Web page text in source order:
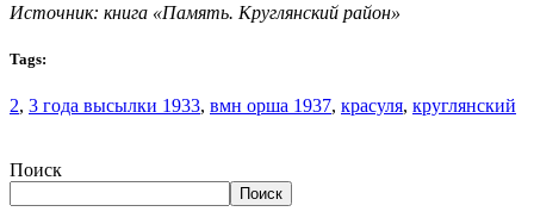
Источник: книга «Память. Круглянский район»
Tags:
2, 3 года высылки 1933, вмн орша 1937, красуля, круглянский
Поиск
Поиск